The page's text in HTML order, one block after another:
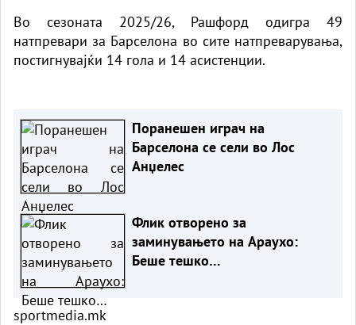
Во сезоната 2025/26, Рашфорд одигра 49
натпревари за Барселона во сите натпреварувања,
постигнувајќи 14 гола и 14 асистенции.
Поранешен играч на
Барселона се сели во Лос
Анџелес
Флик отворено за
заминувањето на Араухо:
Беше тешко…
sportmedia.mk